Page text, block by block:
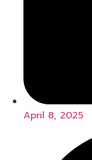
April 8, 2025